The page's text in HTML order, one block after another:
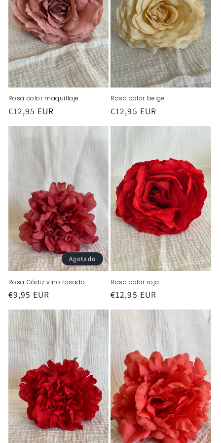
ó
n
:
Rosa color maquillaje
Precio
habitual
€12,95 EUR
Rosa color beige
Precio
habitual
€12,95 EUR
Agotado
Rosa Cádiz vino rosado
Precio
habitual
€9,95 EUR
Rosa color roja
Precio
habitual
€12,95 EUR